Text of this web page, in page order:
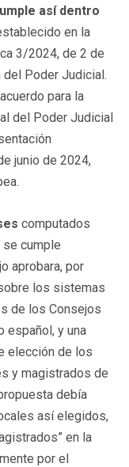
así dentro
en la
3/2024, de 2 de
del Poder Judicial.
para la
del Poder Judicial
junio de 2024,
computados
cumple
aprobara, por
los sistemas
de los Consejos
español, y una
elección de los
y magistrados de
debía
así elegidos,
en la
por el